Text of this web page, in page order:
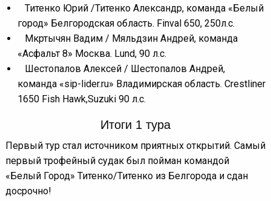
Титенко Юрий /Титенко Александр, команда «Белый
город» Белгородская область. Finval 650, 250л.с.
Мкртычян Вадим / Мяльдзин Андрей, команда
«Асфальт 8» Москва. Lund, 90 л.с.
Шестопалов Алексей / Шестопалов Андрей,
команда «sip-lider.ru» Владимирская область. Crestliner
1650 Fish Hawk,Suzuki 90 л.с.
Итоги 1 тура
Первый тур стал источником приятных открытий. Самый
первый трофейный судак был пойман командой
«Белый Город» Титенко/Титенко из Белгорода и сдан
досрочно!